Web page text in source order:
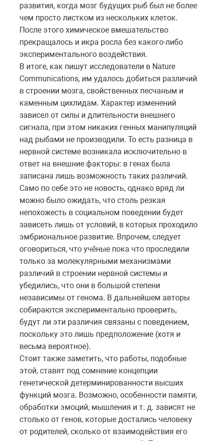
развития, когда мозг будущих рыб был не более
чем просто листком из нескольких клеток.
После этого химическое вмешательство
прекращалось и икра росла без какого-либо
экспериментального воздействия.
В итоге, как пишут исследователи в Nature
Communications, им удалось добиться различий
в строении мозга, свойственных песчаным и
каменным цихлидам. Характер изменений
зависел от силы и длительности внешнего
сигнала, при этом никаких генных манипуляций
над рыбами не производили. То есть разница в
нервной системе возникала исключительно в
ответ на внешние факторы: в генах была
записана лишь возможность таких различий.
Само по себе это не новость, однако вряд ли
можно было ожидать, что столь резкая
непохожесть в социальном поведении будет
зависеть лишь от условий, в которых проходило
эмбриональное развитие. Впрочем, следует
оговориться, что учёные пока что проследили
только за молекулярными механизмами
различий в строении нервной системы и
убедились, что они в большой степени
независимы от генома. В дальнейшем авторы
собираются экспериментально проверить,
будут ли эти различия связаны с поведением,
поскольку это лишь предположение (хотя и
весьма вероятное).
Стоит также заметить, что работы, подобные
этой, ставят под сомнение концепции
генетической детерминированности высших
функций мозга. Возможно, особенности памяти,
обработки эмоций, мышления и т. д. зависят не
столько от генов, которые достались человеку
от родителей, сколько от взаимодействия его